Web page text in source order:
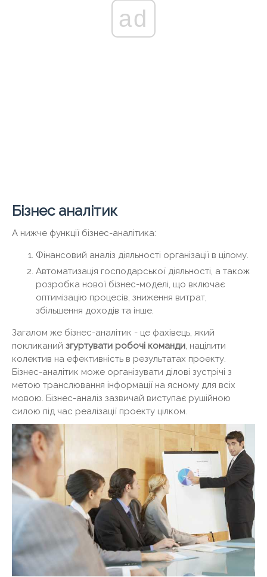
ad
Бізнес аналітик
А нижче функції бізнес-аналітика:
Фінансовий аналіз діяльності організації в цілому.
Автоматизація господарської діяльності, а також
розробка нової бізнес-моделі, що включає
оптимізацію процесів, зниження витрат,
збільшення доходів та інше.
Загалом же бізнес-аналітик - це фахівець, який
покликаний згуртувати робочі команди, націлити
колектив на ефективність в результатах проекту.
Бізнес-аналітик може організувати ділові зустрічі з
метою транслювання інформації на ясному для всіх
мовою. Бізнес-аналіз зазвичай виступає рушійною
силою під час реалізації проекту цілком.